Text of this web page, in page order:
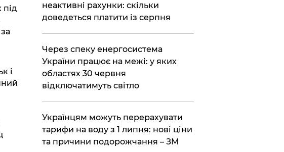
і
неактивні рахунки: скільки
доведеться платити із серпня
Через спеку енергосистема
України працює на межі: у яких
областях 30 червня
відключатимуть світло
Українцям можуть перерахувати
тарифи на воду з 1 липня: нові ціни
та причини подорожчання – ЗМ